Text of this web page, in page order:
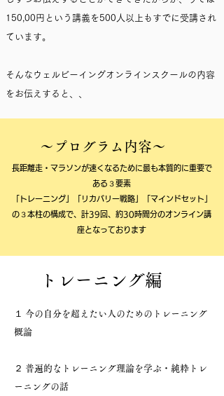
150,00円という講義を500人以上もすでに受講され
ています。
そんなウェルビーイングオンラインスクールの内容
をお伝えすると、、
～プログラム内容～
長距離走・マラソンが速くなるために最も本質的に重要で
ある３要素
「トレーニング」「リカバリー戦略」「マインドセット」
​の３本柱の構成で、計39回、約30時間分のオンライン講
座となっております
​トレーニング編
１ 今の自分を超えたい人のためのトレーニング
概論
２ 普遍的なトレーニング理論を学ぶ・純粋トレ
ーニングの話